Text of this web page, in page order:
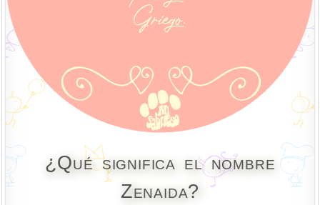
¿Qué significa el nombre
Zenaida?